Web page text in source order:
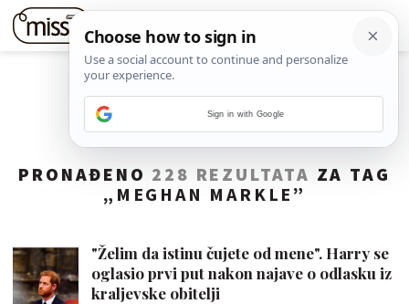
PRONAĐENO 228 REZULTATA ZA TAG
„ MEGHAN MARKLE ”
"Želim da istinu čujete od mene". Harry se
oglasio prvi put nakon najave o odlasku iz
kraljevske obitelji
Sign in with Google